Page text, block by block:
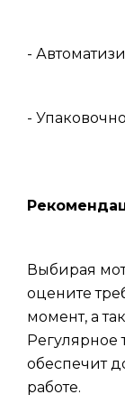
-
-
Выбирая
оцените
момент, а
Регулярное
обеспечит
работе.